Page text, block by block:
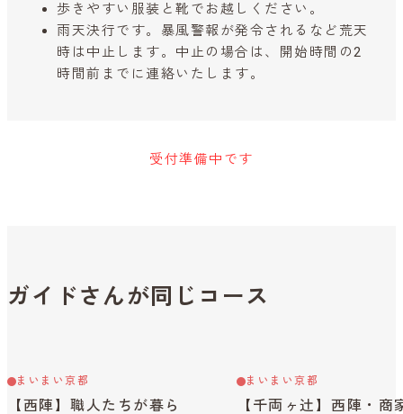
歩きやすい服装と靴でお越しください。
雨天決行です。暴風警報が発令されるなど荒天
時は中止します。中止の場合は、開始時間の2
時間前までに連絡いたします。
受付準備中です
ガイドさんが同じコース
まいまい京都
【西陣】職人たちが暮ら
まいまい京都
【千両ヶ辻】西陣・商